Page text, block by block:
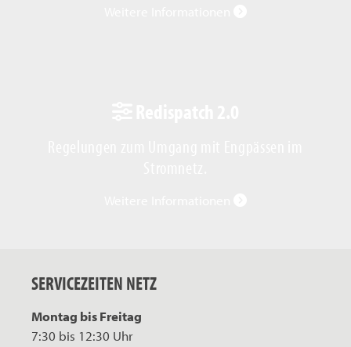
SERVICEZEITEN NETZ
Montag bis Freitag
7:30 bis 12:30 Uhr